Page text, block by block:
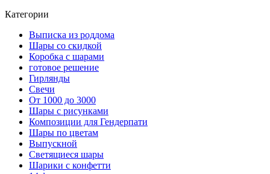
Категории
Выписка из роддома
Шары со скидкой
Коробка с шарами
готовое решение
Гирлянды
Свечи
От 1000 до 3000
Шары с рисунками
Композиции для Гендерпати
Шары по цветам
Выпускной
Светящиеся шары
Шарики с конфетти